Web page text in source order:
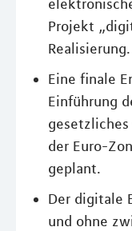
Projekt
Realisierung.
Eine finale
Einführung
der Euro-
geplant.
Der digitale
und ohne